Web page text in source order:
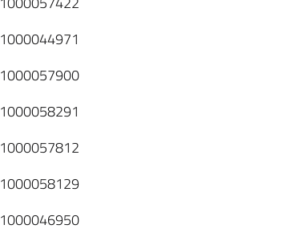
1000044971
1000057900
1000058291
1000057812
1000058129
1000046950